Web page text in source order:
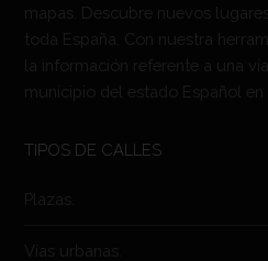
mapas. Descubre nuevos
toda España. Con nuestra
la información referente a una
municipio del estado Español en
TIPOS DE CALLES
Plazas.
Vías urbanas.